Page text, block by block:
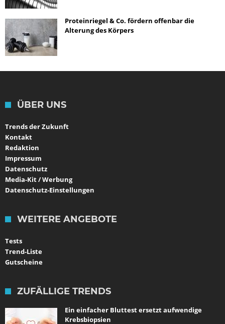
Proteinriegel & Co. fördern offenbar die
Alterung des Körpers
ÜBER UNS
Trends der Zukunft
Kontakt
Redaktion
Impressum
Datenschutz
Media-Kit / Werbung
Datenschutz-Einstellungen
WEITERE ANGEBOTE
Tests
Trend-Liste
Gutscheine
ZUFÄLLIGE TRENDS
Ein einfacher Bluttest ersetzt aufwendige
Krebsbiopsien